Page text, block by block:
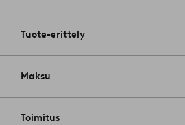
Tuote-erittely
Maksu
Toimitus